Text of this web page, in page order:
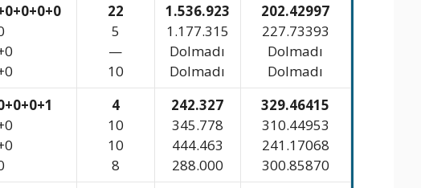
22
5
—
10
1.536.923
1.177.315
Dolmadı
Dolmadı
202.42997
227.73393
Dolmadı
Dolmadı
4
10
10
8
242.327
345.778
444.463
288.000
329.46415
310.44953
241.17068
300.85870